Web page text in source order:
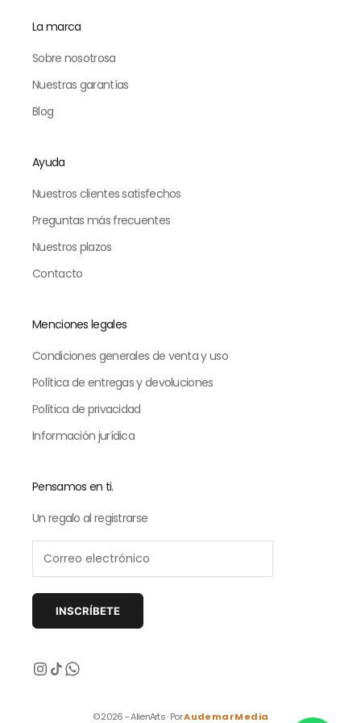
La marca
Sobre nosotrosa
Nuestras garantías
Blog
Ayuda
Nuestros clientes satisfechos
Preguntas más frecuentes
Nuestros plazos
Contacto
Menciones legales
Condiciones generales de venta y uso
Política de entregas y devoluciones
Política de privacidad
Información jurídica
Pensamos en ti.
Un regalo al registrarse
INSCRÍBETE
© 2026 - AlienArts · PorAudemarMedia